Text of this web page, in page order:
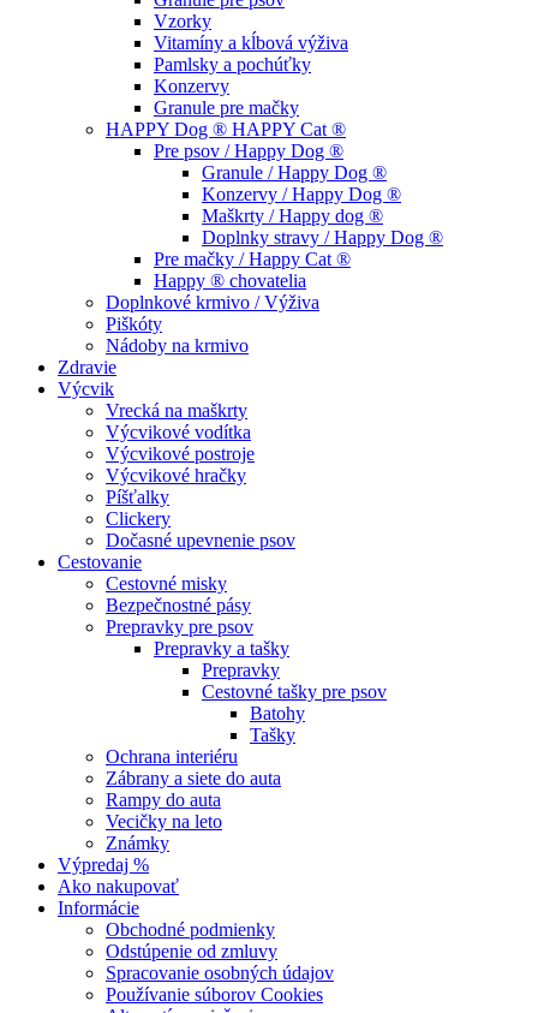
Vzorky
Vitamíny a kĺbová výživa
Pamlsky a pochúťky
Konzervy
Granule pre mačky
HAPPY Dog ® HAPPY Cat ®
Pre psov / Happy Dog ®
Granule / Happy Dog ®
Konzervy / Happy Dog ®
Maškrty / Happy dog ®
Doplnky stravy / Happy Dog ®
Pre mačky / Happy Cat ®
Happy ® chovatelia
Doplnkové krmivo / Výživa
Piškóty
Nádoby na krmivo
Zdravie
Výcvik
Vrecká na maškrty
Výcvikové vodítka
Výcvikové postroje
Výcvikové hračky
Píšťalky
Clickery
Dočasné upevnenie psov
Cestovanie
Cestovné misky
Bezpečnostné pásy
Prepravky pre psov
Prepravky a tašky
Prepravky
Cestovné tašky pre psov
Batohy
Tašky
Ochrana interiéru
Zábrany a siete do auta
Rampy do auta
Vecičky na leto
Známky
Výpredaj %
Ako nakupovať
Informácie
Obchodné podmienky
Odstúpenie od zmluvy
Spracovanie osobných údajov
Používanie súborov Cookies